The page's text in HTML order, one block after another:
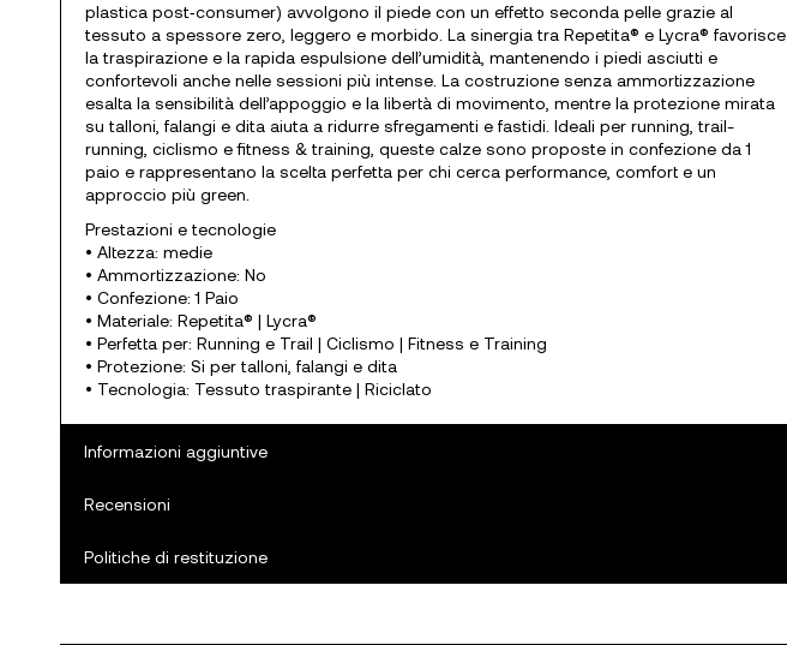
plastica post‑consumer) avvolgono il piede con un effetto seconda pelle grazie al
tessuto a spessore zero, leggero e morbido. La sinergia tra Repetita® e Lycra® favorisce
la traspirazione e la rapida espulsione dell’umidità, mantenendo i piedi asciutti e
confortevoli anche nelle sessioni più intense. La costruzione senza ammortizzazione
esalta la sensibilità dell’appoggio e la libertà di movimento, mentre la protezione mirata
su talloni, falangi e dita aiuta a ridurre sfregamenti e fastidi. Ideali per running, trail-
running, ciclismo e fitness & training, queste calze sono proposte in confezione da 1
paio e rappresentano la scelta perfetta per chi cerca performance, comfort e un
approccio più green.
Prestazioni e tecnologie
• Altezza: medie
• Ammortizzazione: No
• Confezione: 1 Paio
• Materiale: Repetita® | Lycra®
• Perfetta per: Running e Trail | Ciclismo | Fitness e Training
• Protezione: Si per talloni, falangi e dita
• Tecnologia: Tessuto traspirante | Riciclato
Informazioni aggiuntive
Recensioni
Politiche di restituzione